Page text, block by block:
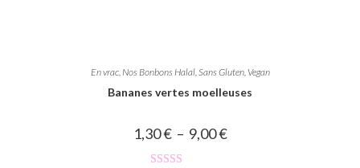
En vrac,Nos Bonbons Halal, Sans Gluten, Vegan
Bananes vertes moelleuses
1,30€ – 9,00€